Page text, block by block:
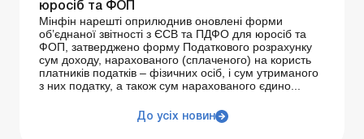
юросіб та ФОП
Мінфін нарешті оприлюднив оновлені форми
об’єднаної звітності з ЄСВ та ПДФО для юросіб та
ФОП, затверджено форму Податкового розрахунку
сум доходу, нарахованого (сплаченого) на користь
платників податків – фізичних осіб, і сум утриманого
з них податку, а також сум нарахованого єдино...
До усіх новин